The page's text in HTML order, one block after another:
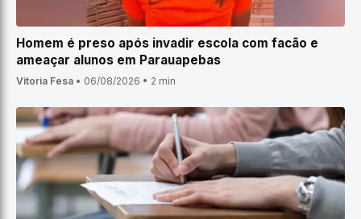
Homem é preso após invadir escola com facão e
ameaçar alunos em Parauapebas
Vitoria Fesa • 06/08/2026 • 2 min